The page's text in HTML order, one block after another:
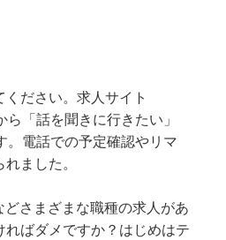
ださい。求人サイト
「話を聞きに行きたい」
。電話での予定確認やリマ
ました。
さまざまな職種の求人があ
ばダメですか？はじめはテ